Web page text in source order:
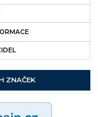
ZNAČEK